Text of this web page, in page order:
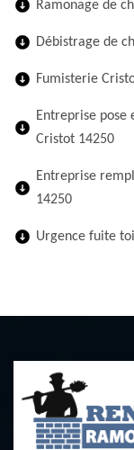
Ramonage de
Débistrage de
Fumisterie
Entreprise pose
Cristot 14250
Entreprise
14250
Urgence fuite